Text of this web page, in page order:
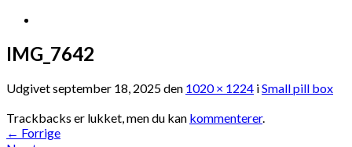
IMG_7642
Udgivetseptember 18, 2025den 1020 × 1224 iSmall pill box
Trackbacks er lukket, men du kan kommenterer.
← Forrige